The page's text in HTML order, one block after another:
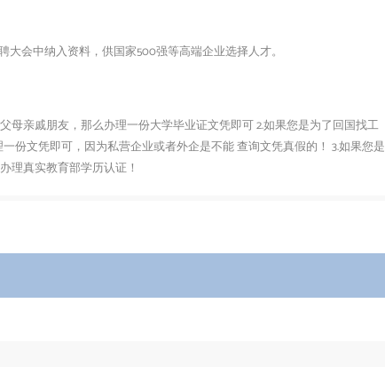
大会中纳入资料，供国家500强等高端企业选择人才。
母亲戚朋友，那么办理一份大学毕业证文凭即可 2.如果您是为了回国找工
份文凭即可，因为私营企业或者外企是不能 查询文凭真假的！ 3.如果您是
理真实教育部学历认证！